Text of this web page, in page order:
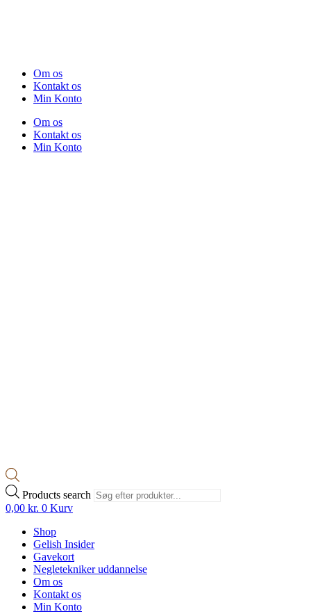
Om os
Kontakt os
Min Konto
Om os
Kontakt os
Min Konto
Products search
0,00 kr. 0 Kurv
Shop
Gelish Insider
Gavekort
Negletekniker uddannelse
Om os
Kontakt os
Min Konto